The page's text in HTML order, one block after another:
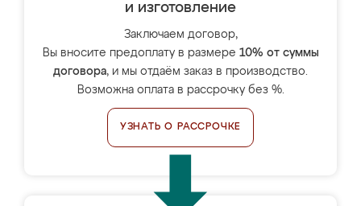
и изготовление
Заключаем договор,
Вы вносите предоплату в размере 10% от суммы
договора, и мы отдаём заказ в производство.
Возможна оплата в рассрочку без %.
УЗНАТЬ О РАССРОЧКЕ